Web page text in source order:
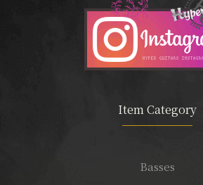
Item Category
Basses